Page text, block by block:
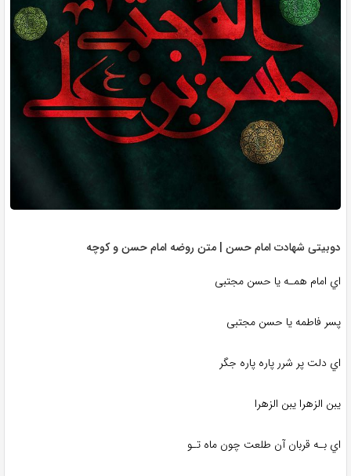
دوبیتی شهادت امام حسن | متن روضه امام حسن و کوچه
اي امام همـه یا حسن مجتبی
پسر فاطمه یا حسن مجتبی
اي دلت پر شرر پاره پاره جگر
یبن الزهرا یبن الزهرا
اي بـه قربان آن طلعت چون ماه تـو